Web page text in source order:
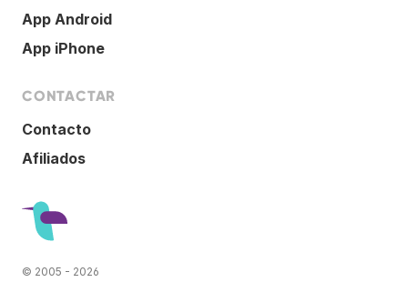
App Android
App iPhone
CONTACTAR
Contacto
Afiliados
© 2005 - 2026